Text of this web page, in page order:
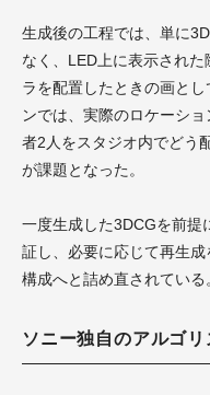
生成後の工程では、単に
なく、LED上に表示され
ラを配置したときの画と
ンでは、実際のロケーシ
者2人をスタジオ内でどう
が課題となった。
一度生成した3DCGを前提
証し、必要に応じて再生
構成へと詰め直されている
ソニー独自のアルゴ